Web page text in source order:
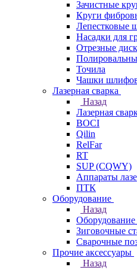
Зачистные
Круги
Лепестковые
Насадки для
Отрезные
Точила
Чашки
Лазерная сварка
Назад
Лазерная
BOCI
Qilin
RelFar
RT
SUP (CQWY)
Аппараты
ПТК
Оборудование
Назад
Оборудование
Зиговочные
Сварочные
Прочие аксессуары
Назад